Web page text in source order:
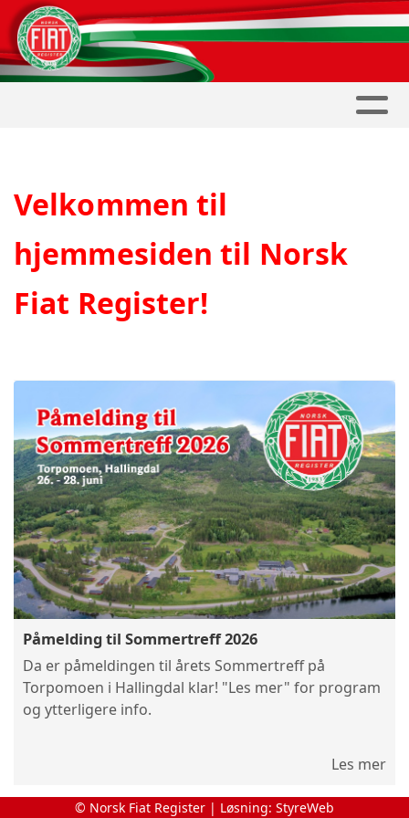
Velkommen til
hjemmesiden til Norsk
Fiat Register!
Påmelding til Sommertreff 2026
Da er påmeldingen til årets Sommertreff på
Torpomoen i Hallingdal klar! "Les mer" for program
og ytterligere info.
Les mer
© Norsk Fiat Register | Løsning: StyreWeb